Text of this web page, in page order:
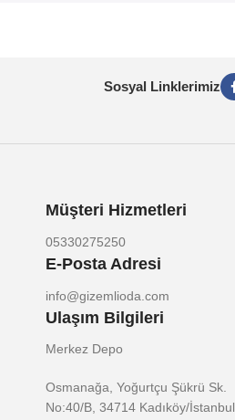
Sosyal Linklerimiz
Müşteri Hizmetleri
05330275250
E-Posta Adresi
info@gizemlioda.com
Ulaşım Bilgileri
Merkez Depo
Osmanağa, Yoğurtçu Şükrü Sk.
No:40/B, 34714 Kadıköy/İstanbul